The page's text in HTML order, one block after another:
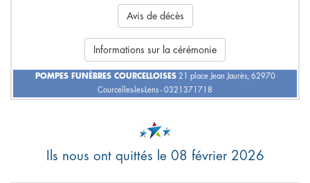
Avis de décès
Informations sur la cérémonie
POMPES FUNÈBRES COURCELLOISES21 place Jean Jaurès, 62970
Courcelles-les-Lens - 0321371718
Ils nous ont quittés le 08 février 2026